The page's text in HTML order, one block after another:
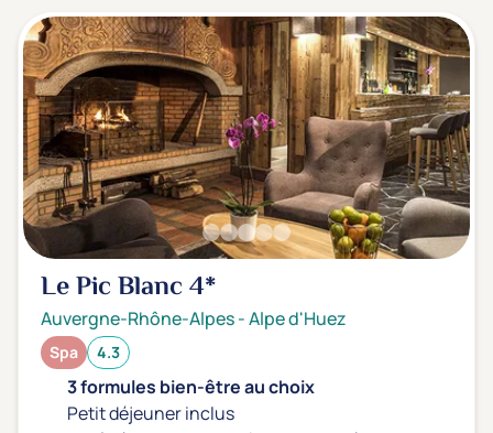
Le Pic Blanc4*
Auvergne-Rhône-Alpes-Alpe d'Huez
Spa 4.3
3 formules bien-être au choix
Petit déjeuner inclus